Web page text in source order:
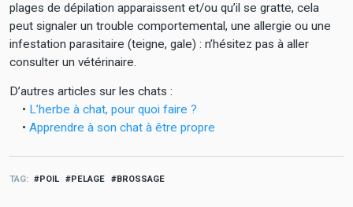
plages de dépilation apparaissent et/ou qu’il se gratte, cela
peut signaler un trouble comportemental, une allergie ou une
infestation parasitaire (teigne, gale) : n’hésitez pas à aller
consulter un vétérinaire.
D’autres articles sur les chats :
• L’herbe à chat, pour quoi faire ?
• Apprendre à son chat à être propre
TAG POIL PELAGE BROSSAGE